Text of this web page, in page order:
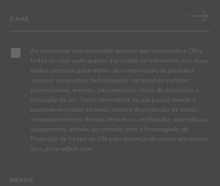
MENUS
Ao subscrever esta newsletter autorizo expressamente a CIN e
todas as suas participadas a proceder ao tratamento dos meus
dados pessoais para efeitos de comunicação de produtos,
serviços, programas de fidelização, campanhas e ofertas
promocionais, eventos, passatempos, dicas de decoração e
utilização da cor. Tenho consciência de que posso exercer a
qualquer momento os meus direitos de protecção de dados,
nomeadamente os direitos de acesso, rectificação, oposição ou
apagamento, através de contacto com o Encarregado de
Protecção de Dados da CIN pelo endereço de correio electrónico
dpo_privacy@cin.com